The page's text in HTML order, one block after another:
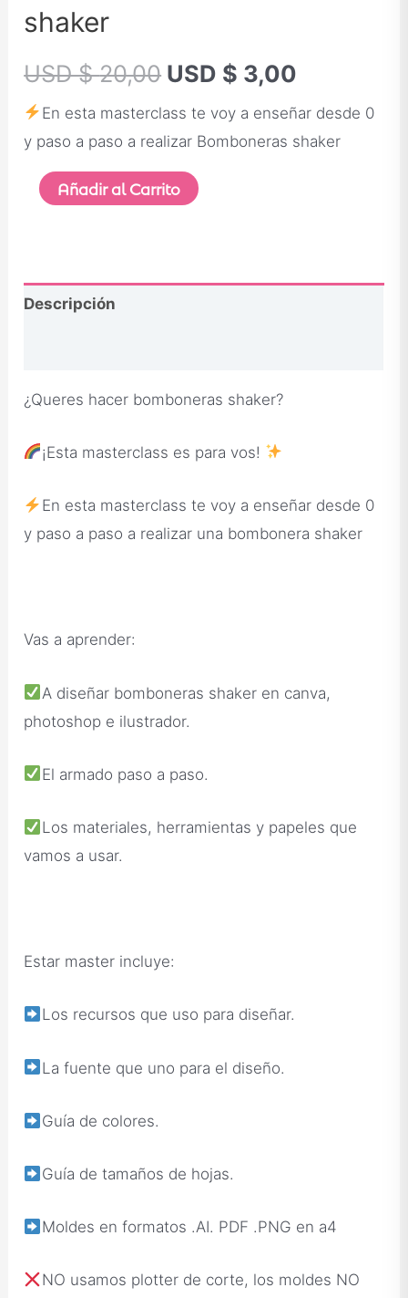
shaker
USD $20,00 USD $ 3,00
En esta masterclass te voy a enseñar desde 0
y paso a paso a realizar Bomboneras shaker
Añadir al Carrito
Descripción
¿Queres hacer bomboneras shaker?
¡Esta masterclass es para vos!
En esta masterclass te voy a enseñar desde 0
y paso a paso a realizar una bombonera shaker
Vas a aprender:
A diseñar bomboneras shaker en canva,
photoshop e ilustrador.
El armado paso a paso.
Los materiales, herramientas y papeles que
vamos a usar.
Estar master incluye:
Los recursos que uso para diseñar.
La fuente que uno para el diseño.
Guía de colores.
Guía de tamaños de hojas.
Moldes en formatos .AI. PDF .PNG en a4
NO usamos plotter de corte, los moldes NO